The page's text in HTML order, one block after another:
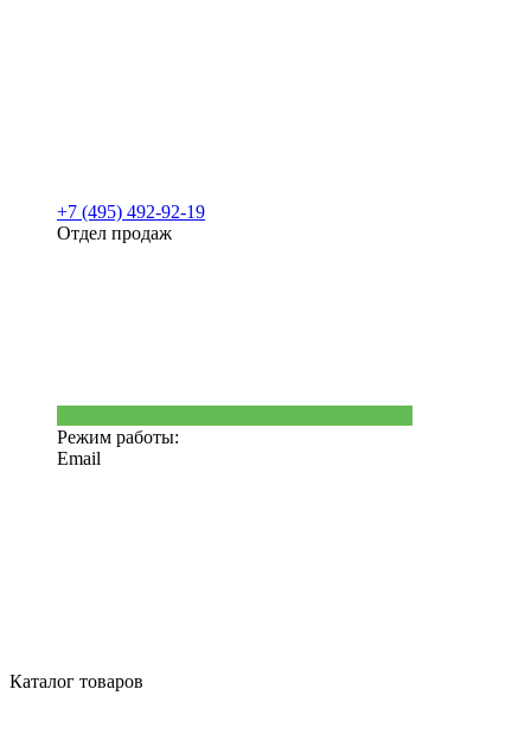
+7 (495) 492-92-19
Отдел продаж
Режим работы:
Email
Каталог товаров